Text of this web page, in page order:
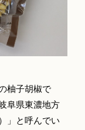
柚子胡椒で
阜県東濃地方
」と呼んでい